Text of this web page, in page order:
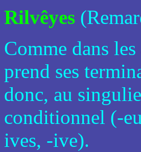
Rilvêyes
Comme dans
prend ses
donc, au
conditionnel (-
ives, -ive).